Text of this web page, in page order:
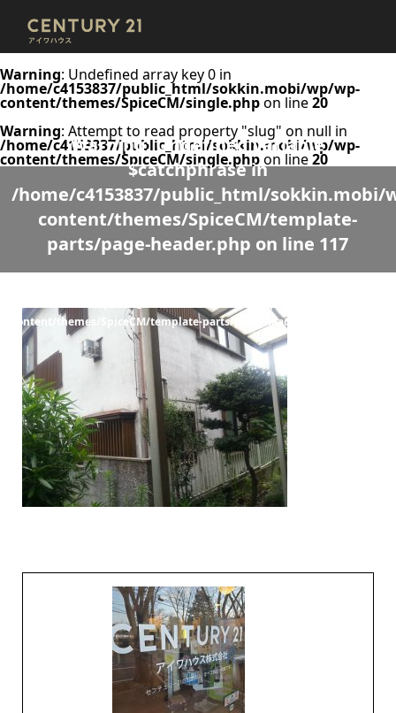
Warning: Undefined array key 0 in
/home/c4153837/public_html/sokkin.mobi/wp/wp-
content/themes/SpiceCM/single.phpon line20
Warning: Attempt to read property "slug" on null in
/home/c4153837/public_html/sokkin.mobi/wp/wp-
content/themes/SpiceCM/single.phpon line20
Warning: Undefined variable
$catchphrase in
/home/c4153837/public_html/sokkin.mobi/
content/themes/SpiceCM/template-
parts/page-header.php on line 117
content/themes/SpiceCM/template-parts/page-header.php